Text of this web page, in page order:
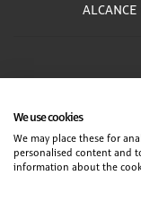
ALCANCE
Teléfono gratuito
We use cookies
We may place these for
personalised content and
information about the